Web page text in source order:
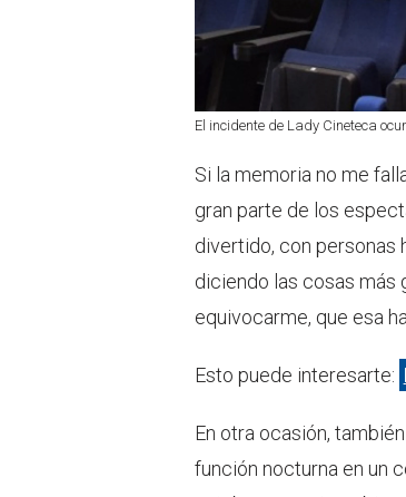
El incidente de Lady Cineteca
Si la memoria no me
gran parte de los
divertido, con personas
diciendo las cosas más
equivocarme, que esa
Esto puede interesarte:
En otra ocasión,
función nocturna en un